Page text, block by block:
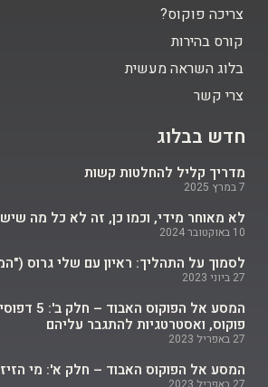
צריכה פוקוס?
קורס בהירות
בלוג השראה מעשית
צרי קשר
חדש בבלוג
מדריך קליל להחלטות קשות
7 במרץ 2025
לא מאוחר מידי, וכמו כן, זה לא כל מה שיש
10 באוקטובר 2024
לסמוך על התהליך: ראיון עם שלי גרוס
27 ביוני 2023
המסע אל
פוקוס, ואסטרטגיות להתגבר עליהם
27 באפריל 2023
המסע אל הפוקוס האבוד – חלק א': מי